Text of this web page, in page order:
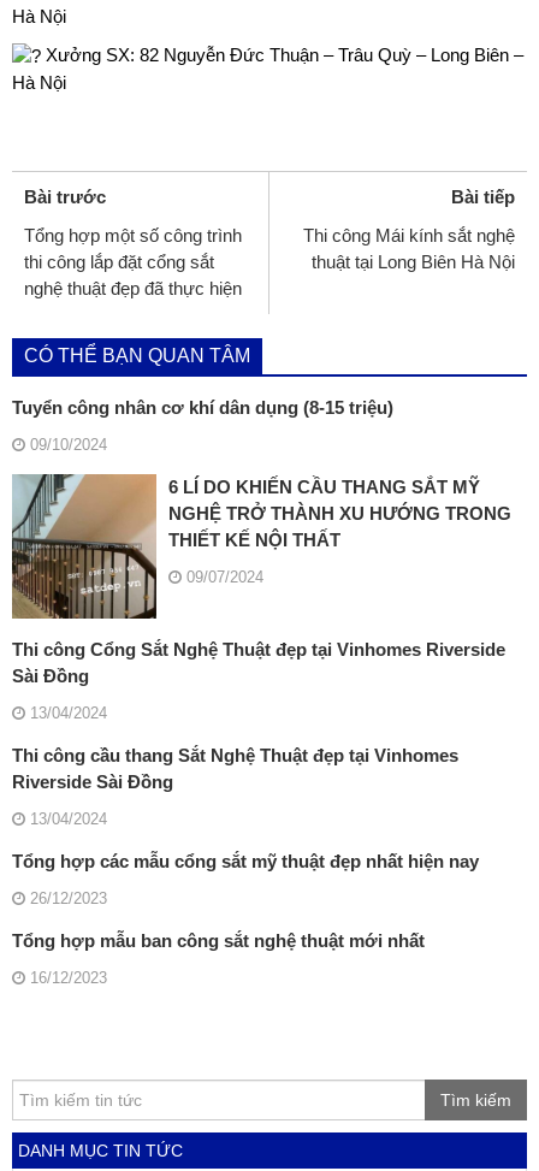
Hà Nội
Xưởng SX: 82 Nguyễn Đức Thuận – Trâu Quỳ – Long Biên –
Hà Nội
Bài trước
Tổng hợp một số công trình
thi công lắp đặt cổng sắt
nghệ thuật đẹp đã thực hiện
Bài tiếp
Thi công Mái kính sắt nghệ
thuật tại Long Biên Hà Nội
CÓ THỂ BẠN QUAN TÂM
Tuyển công nhân cơ khí dân dụng (8-15 triệu)
09/10/2024
6 LÍ DO KHIẾN CẦU THANG SẮT MỸ
NGHỆ TRỞ THÀNH XU HƯỚNG TRONG
THIẾT KẾ NỘI THẤT
09/07/2024
Thi công Cổng Sắt Nghệ Thuật đẹp tại Vinhomes Riverside
Sài Đồng
13/04/2024
Thi công cầu thang Sắt Nghệ Thuật đẹp tại Vinhomes
Riverside Sài Đồng
13/04/2024
Tổng hợp các mẫu cổng sắt mỹ thuật đẹp nhất hiện nay
26/12/2023
Tổng hợp mẫu ban công sắt nghệ thuật mới nhất
16/12/2023
Tìm kiếm
DANH MỤC TIN TỨC